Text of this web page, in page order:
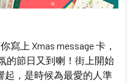
寫上 Xmas message 卡，
的節日又到喇！街上開始
起，是時候為最愛的人準